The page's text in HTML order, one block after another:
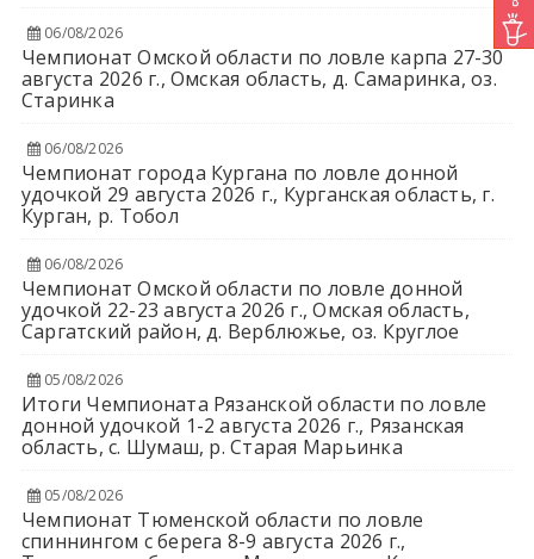
06/08/2026
Чемпионат Омской области по ловле карпа 27-30
августа 2026 г., Омская область, д. Самаринка, оз.
Старинка
06/08/2026
Чемпионат города Кургана по ловле донной
удочкой 29 августа 2026 г., Курганская область, г.
Курган, р. Тобол
06/08/2026
Чемпионат Омской области по ловле донной
удочкой 22-23 августа 2026 г., Омская область,
Саргатский район, д. Верблюжье, оз. Круглое
05/08/2026
Итоги Чемпионата Рязанской области по ловле
донной удочкой 1-2 августа 2026 г., Рязанская
область, с. Шумаш, р. Старая Марьинка
05/08/2026
Чемпионат Тюменской области по ловле
спиннингом с берега 8-9 августа 2026 г.,